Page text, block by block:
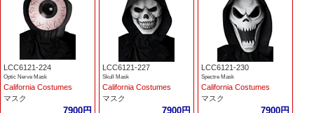
LCC6121-224
Optic Nerve Mask
California Costumes
マスク
7900円
LCC6121-227
Skull Mask
California Costumes
マスク
7900円
LCC6121-230
Spectre Mask
California Costumes
マスク
7900円